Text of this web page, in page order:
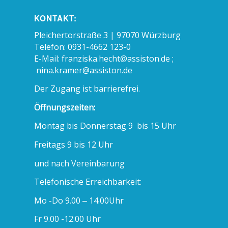
KONTAKT:
Pleichertorstraße 3 | 97070 Würzburg
Telefon: 0931-4662 123-0
E-Mail: franziska.hecht@assiston.de ;
nina.kramer@assiston.de
Der Zugang ist barrierefrei.
Öffnungszeiten:
Montag bis Donnerstag 9 bis 15 Uhr
Freitags 9 bis 12 Uhr
und nach Vereinbarung
Telefonische Erreichbarkeit:
Mo -Do 9.00 – 14.00Uhr
Fr 9.00 -12.00 Uhr